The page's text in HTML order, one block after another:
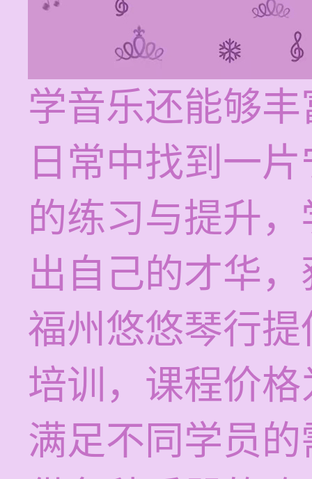
学音乐还能够
日常中找到一
的练习与提升
出自己的才华
福州悠悠琴行
培训，课程价
满足不同学员